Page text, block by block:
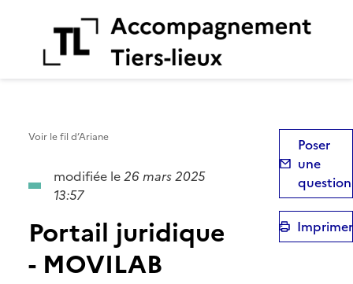
Aiguillage des Tiers-Lieux
Voir le fil d’Ariane
modifiée le26 mars 2025
13:57
Portail juridique
- MOVILAB
Poser
une
question
Imprimer